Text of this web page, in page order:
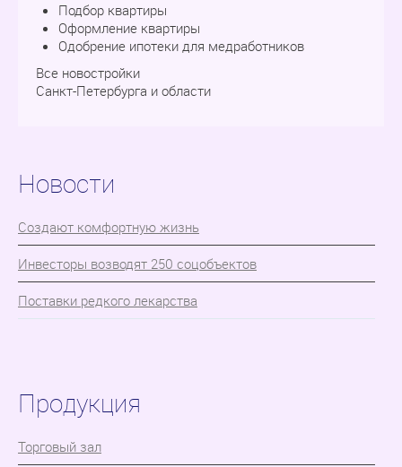
Подбор квартиры
Оформление квартиры
Одобрение ипотеки для медработников
Все новостройки
Санкт-Петербурга и области
Новости
Cоздают комфортную жизнь
Инвесторы возводят 250 соцобъектов
Поставки редкого лекарства
Продукция
Торговый зал